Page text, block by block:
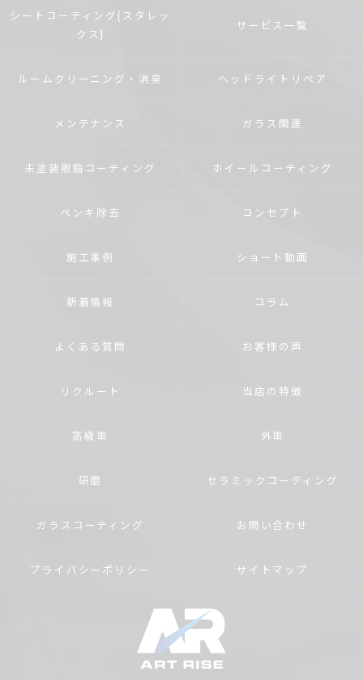
シートコーティング(スタレッ
クス)
サービス一覧
ルームクリーニング・消臭 ヘッドライトリペア
メンテナンス ガラス関連
未塗装樹脂コーティング ホイールコーティング
ペンキ除去 コンセプト
施工事例 ショート動画
新着情報 コラム
よくある質問 お客様の声
リクルート 当店の特徴
高級車 外車
研磨 セラミックコーティング
ガラスコーティング お問い合わせ
プライバシーポリシー サイトマップ